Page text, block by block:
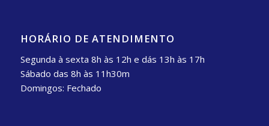
HORÁRIO DE ATENDIMENTO
Segunda à sexta 8h às 12h e dás 13h às 17h
Sábado das 8h às 11h30m
Domingos: Fechado